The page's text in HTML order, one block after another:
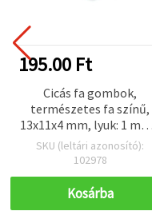
195.00 Ft
Cicás fa gombok,
természetes fa színű,
13x11x4 mm, lyuk: 1 mm –
20 db
SKU (leltári azonosító):
102978
Kosárba